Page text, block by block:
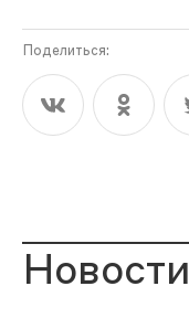
Поделиться:
Новости